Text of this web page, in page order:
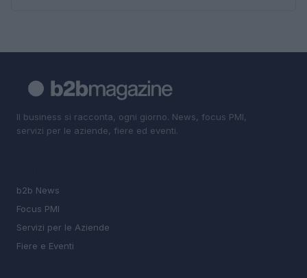
Il business si racconta, ogni giorno. News, focus PMI,
servizi per le aziende, fiere ed eventi.
b2b News
Focus PMI
Servizi per le Aziende
Fiere e Eventi